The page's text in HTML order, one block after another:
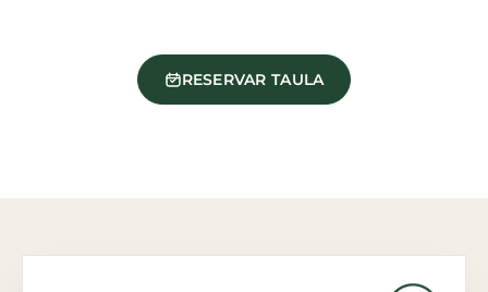
RESERVAR TAULA